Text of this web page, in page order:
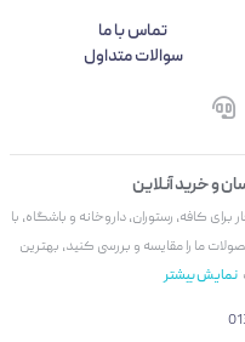
تماس با ما
سوالات متداول
و خرید آنلاین
کافه، رستوران، داروخانه و باشگاه، با
ما را مقایسه و بررسی کنید، بهترین
نمایش بیشتر